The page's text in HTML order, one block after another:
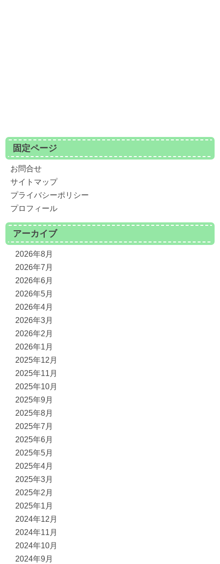
固定ページ
お問合せ
サイトマップ
プライバシーポリシー
プロフィール
アーカイブ
2026年8月
2026年7月
2026年6月
2026年5月
2026年4月
2026年3月
2026年2月
2026年1月
2025年12月
2025年11月
2025年10月
2025年9月
2025年8月
2025年7月
2025年6月
2025年5月
2025年4月
2025年3月
2025年2月
2025年1月
2024年12月
2024年11月
2024年10月
2024年9月